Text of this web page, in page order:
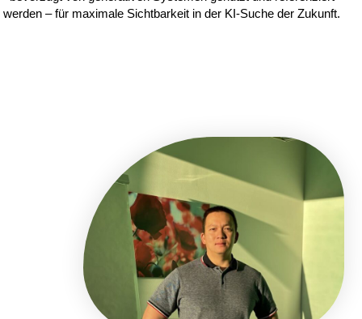
werden – für maximale Sichtbarkeit in der KI-Suche der Zukunft.